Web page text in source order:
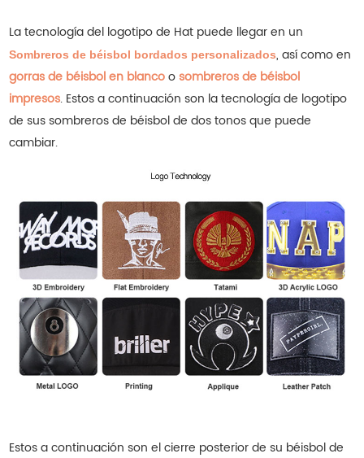
La tecnología del logotipo de Hat puede llegar en un
Sombreros de béisbol bordados personalizados, así como en
gorras de béisbol en blancoo sombreros de béisbol
impresos. Estos a continuación son la tecnología de logotipo
de sus sombreros de béisbol de dos tonos que puede
cambiar.
Estos a continuación son el cierre posterior de su béisbol de